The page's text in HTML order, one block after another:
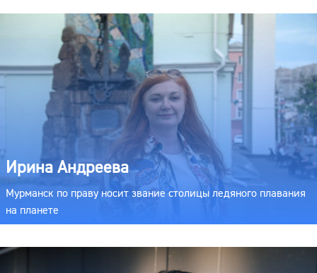
Ирина Андреева
Мурманск по праву носит звание столицы ледяного плавания
на планете